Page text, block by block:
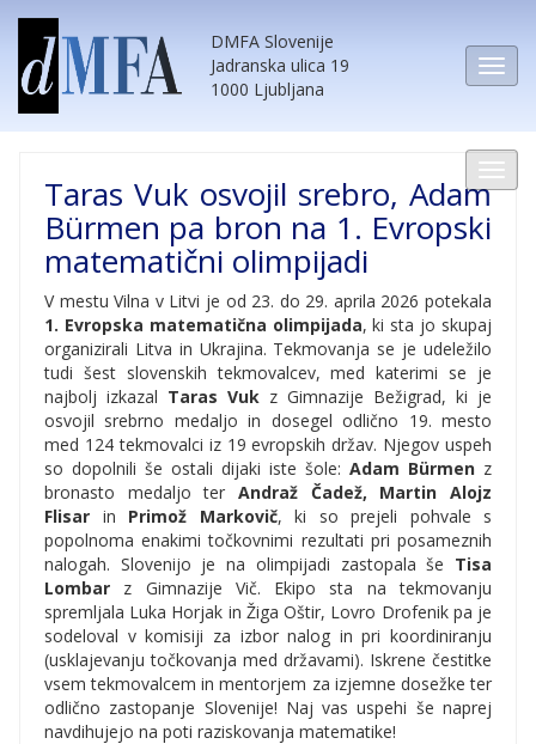
DMFA Slovenije
Jadranska ulica 19
1000 Ljubljana
Taras Vuk osvojil srebro, Adam
Bürmen pa bron na 1. Evropski
matematični olimpijadi
V mestu Vilna v Litvi je od 23. do 29. aprila 2026 potekala
1. Evropska matematična olimpijada, ki sta jo skupaj
organizirali Litva in Ukrajina. Tekmovanja se je udeležilo
tudi šest slovenskih tekmovalcev, med katerimi se je
najbolj izkazal Taras Vuk z Gimnazije Bežigrad, ki je
osvojil srebrno medaljo in dosegel odlično 19. mesto
med 124 tekmovalci iz 19 evropskih držav. Njegov uspeh
so dopolnili še ostali dijaki iste šole: Adam Bürmen z
bronasto medaljo ter Andraž Čadež, Martin Alojz
Flisar in Primož Markovič, ki so prejeli pohvale s
popolnoma enakimi točkovnimi rezultati pri posameznih
nalogah. Slovenijo je na olimpijadi zastopala še Tisa
Lombar z Gimnazije Vič. Ekipo sta na tekmovanju
spremljala Luka Horjak in Žiga Oštir, Lovro Drofenik pa je
sodeloval v komisiji za izbor nalog in pri koordiniranju
(usklajevanju točkovanja med državami). Iskrene čestitke
vsem tekmovalcem in mentorjem za izjemne dosežke ter
odlično zastopanje Slovenije! Naj vas uspehi še naprej
navdihujejo na poti raziskovanja matematike!